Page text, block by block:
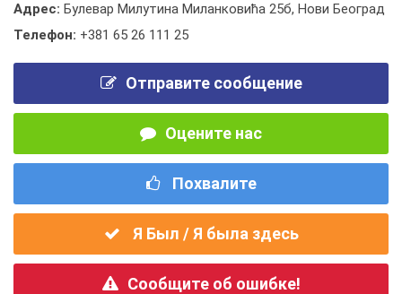
Адрес: Булевар Милутина Миланковића 25б, Нови Београд
Телефон: +381 65 26 111 25
Отправите сообщение
Оцените нас
Похвалите
Я Был / Я была здесь
Сообщите об ошибке!